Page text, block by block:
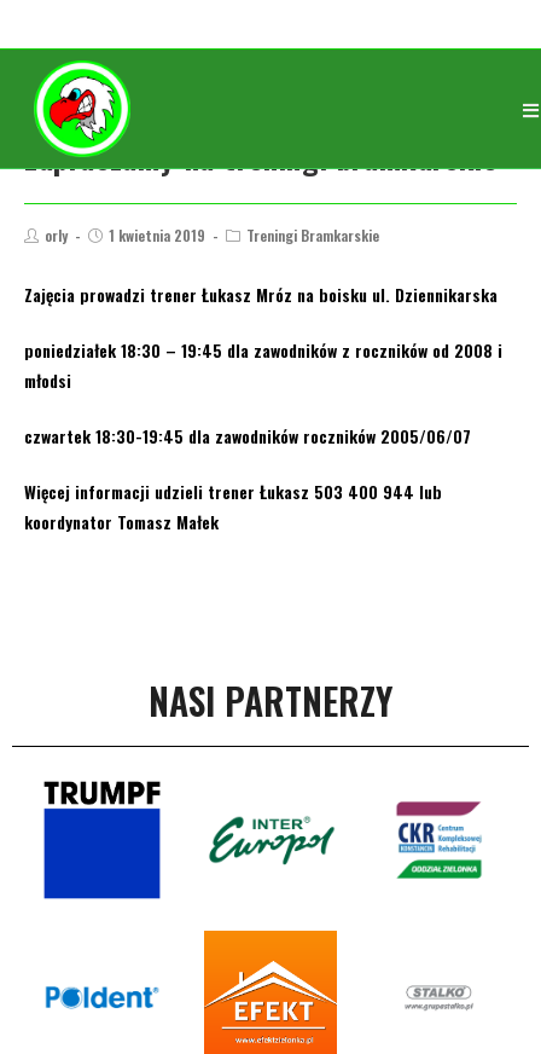
Zapraszamy na treningi bramkarskie
orly 1 kwietnia 2019 Treningi Bramkarskie
Zajęcia prowadzi trener Łukasz Mróz na boisku ul. Dziennikarska
poniedziałek 18:30 – 19:45 dla zawodników z roczników od 2008 i
młodsi
czwartek 18:30-19:45 dla zawodników roczników 2005/06/07
Więcej informacji udzieli trener Łukasz 503 400 944 lub
koordynator Tomasz Małek
NASI PARTNERZY